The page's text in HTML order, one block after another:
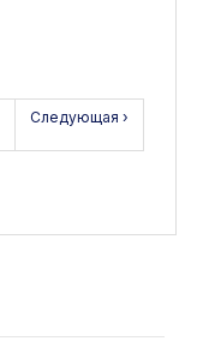
Следующая ›